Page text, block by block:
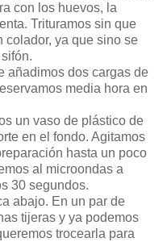
con los huevos, la
Trituramos sin que
colador, ya que sino se
añadimos dos cargas de
media hora en
un vaso de plástico de
en el fondo. Agitamos
hasta un poco
al microondas a
30 segundos.
abajo. En un par de
tijeras y ya podemos
trocearla para